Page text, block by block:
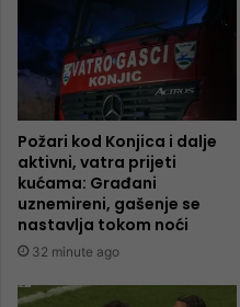
Požari kod Konjica i dalje
aktivni, vatra prijeti
kućama: Građani
uznemireni, gašenje se
nastavlja tokom noći
32 minute ago